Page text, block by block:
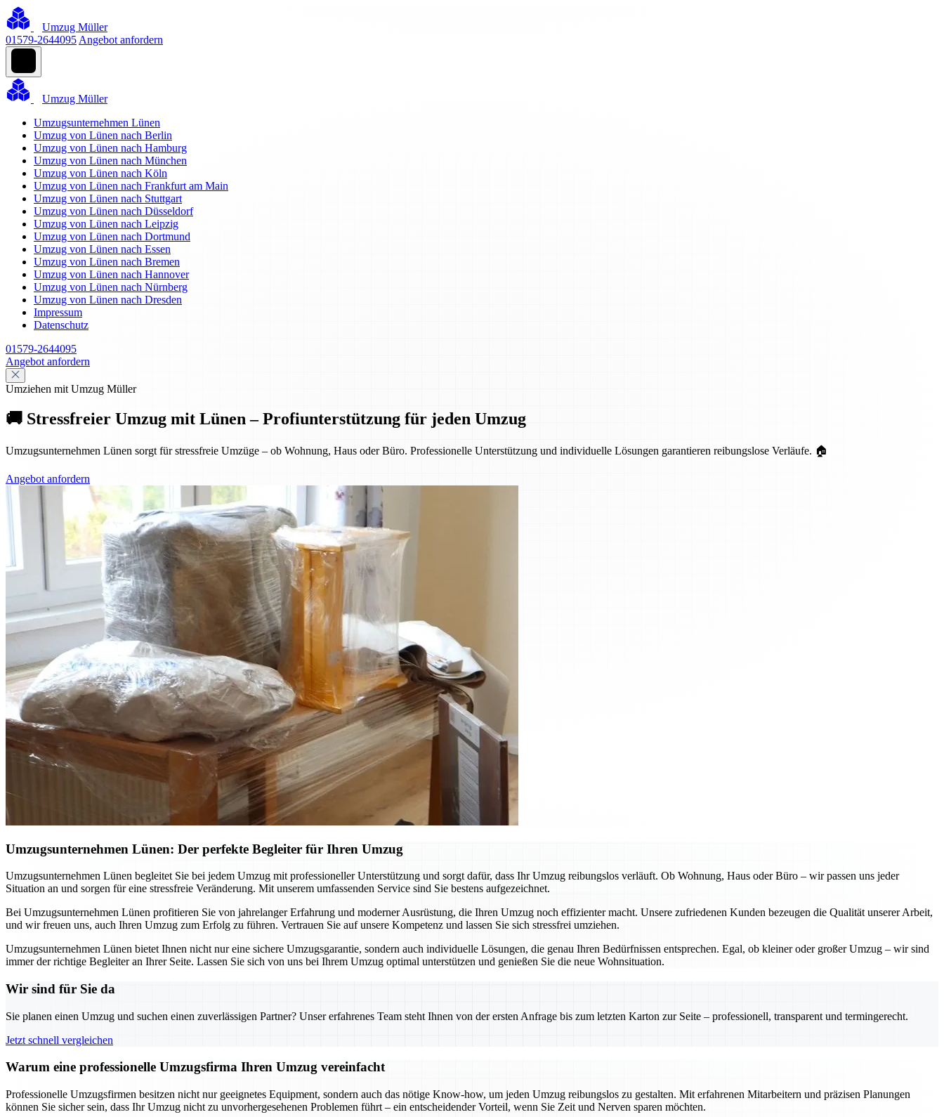
Umzug Müller
01579-2644095 Angebot anfordern
Umzug Müller
Umzugsunternehmen Lünen
Umzug von Lünen nach Berlin
Umzug von Lünen nach Hamburg
Umzug von Lünen nach München
Umzug von Lünen nach Köln
Umzug von Lünen nach Frankfurt am Main
Umzug von Lünen nach Stuttgart
Umzug von Lünen nach Düsseldorf
Umzug von Lünen nach Leipzig
Umzug von Lünen nach Dortmund
Umzug von Lünen nach Essen
Umzug von Lünen nach Bremen
Umzug von Lünen nach Hannover
Umzug von Lünen nach Nürnberg
Umzug von Lünen nach Dresden
Impressum
Datenschutz
01579-2644095
Angebot anfordern
Umziehen mit Umzug Müller
🚚 Stressfreier Umzug mit Lünen – Profiunterstützung für jeden Umzug
Umzugsunternehmen Lünen sorgt für stressfreie Umzüge – ob Wohnung, Haus oder Büro. Professionelle Unterstützung und individuelle Lösungen garantieren reibungslose Verläufe. 🏠
Angebot anfordern
Umzugsunternehmen Lünen: Der perfekte Begleiter für Ihren Umzug
Umzugsunternehmen Lünen begleitet Sie bei jedem Umzug mit professioneller Unterstützung und sorgt dafür, dass Ihr Umzug reibungslos verläuft. Ob Wohnung, Haus oder Büro – wir passen uns jeder
Situation an und sorgen für eine stressfreie Veränderung. Mit unserem umfassenden Service sind Sie bestens aufgezeichnet.
Bei Umzugsunternehmen Lünen profitieren Sie von jahrelanger Erfahrung und moderner Ausrüstung, die Ihren Umzug noch effizienter macht. Unsere zufriedenen Kunden bezeugen die Qualität unserer Arbeit,
und wir freuen uns, auch Ihren Umzug zum Erfolg zu führen. Vertrauen Sie auf unsere Kompetenz und lassen Sie sich stressfrei umziehen.
Umzugsunternehmen Lünen bietet Ihnen nicht nur eine sichere Umzugsgarantie, sondern auch individuelle Lösungen, die genau Ihren Bedürfnissen entsprechen. Egal, ob kleiner oder großer Umzug – wir sind
immer der richtige Begleiter an Ihrer Seite. Lassen Sie sich von uns bei Ihrem Umzug optimal unterstützen und genießen Sie die neue Wohnsituation.
Wir sind für Sie da
Sie planen einen Umzug und suchen einen zuverlässigen Partner? Unser erfahrenes Team steht Ihnen von der ersten Anfrage bis zum letzten Karton zur Seite – professionell, transparent und termingerecht.
Jetzt schnell vergleichen
Warum eine professionelle Umzugsfirma Ihren Umzug vereinfacht
Professionelle Umzugsfirmen besitzen nicht nur geeignetes Equipment, sondern auch das nötige Know-how, um jeden Umzug reibungslos zu gestalten. Mit erfahrenen Mitarbeitern und präzisen Planungen
können Sie sicher sein, dass Ihr Umzug nicht zu unvorhergesehenen Problemen führt – ein entscheidender Vorteil, wenn Sie Zeit und Nerven sparen möchten.